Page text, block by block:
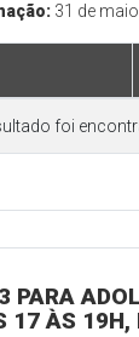
31 de
foi
PARA
17 ÀS 19H,